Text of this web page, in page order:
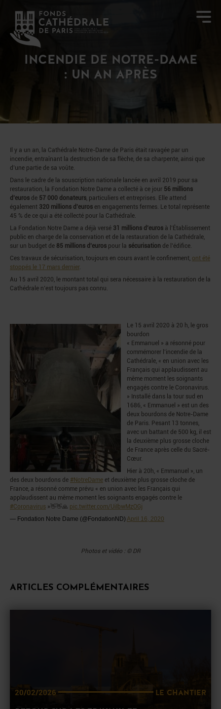
INCENDIE DE NOTRE-DAME
: UN AN APRÈS
Il y a un an, la Cathédrale Notre-Dame de Paris était ravagée par un
incendie, entraînant la destruction de sa flèche, de sa charpente, ainsi que
d’une partie de sa voûte.
Dans le cadre de la souscription nationale lancée en avril 2019 pour sa
restauration, la Fondation Notre Dame a collecté à ce jour 56 millions
d’euros de 57 000 donateurs, particuliers et entreprises. Elle attend
également 320 millions d’euros en engagements fermes. Le total représente
45 % de ce qui a été collecté pour la Cathédrale.
La Fondation Notre Dame a déjà versé 31 millions d’euros à l’Établissement
public en charge de la conservation et de la restauration de la Cathédrale,
sur un budget de 85 millions d’euros pour la sécurisation de l’édifice.
Ces travaux de sécurisation, toujours en cours avant le confinement, ont été
stoppés le 17 mars dernier.
Au 15 avril 2020, le montant total qui sera nécessaire à la restauration de la
Cathédrale n’est toujours pas connu.
Le 15 avril 2020 à 20 h, le gros
bourdon
« Emmanuel » a résonné pour
commémorer l’incendie de la
Cathédrale, « en union avec les
Français qui applaudissent au
même moment les soignants
engagés contre le Coronavirus.
» Installé dans la tour sud en
1686, « Emmanuel » est un des
deux bourdons de Notre-Dame
de Paris. Pesant 13 tonnes,
avec un battant de 500 kg, il est
la deuxième plus grosse cloche
de France après celle du Sacré-
Cœur.
Hier à 20h, « Emmanuel », un
des deux bourdons de #NotreDame et deuxième plus grosse cloche de
France, a résonné comme prévu « en union avec les Français qui
applaudissent au même moment les soignants engagés contre le
#Coronavirus »👋👋🙏 pic.twitter.com/UiIbwMzOGj
— Fondation Notre Dame (@FondationND) April 16, 2020
Photos et vidéo : © DR
ARTICLES COMPLÉMENTAIRES
20/02/2026 LE CHANTIER